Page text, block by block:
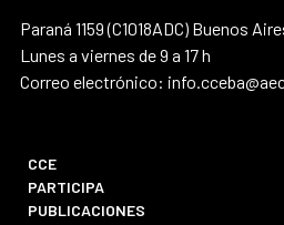
Paraná 1159 (C1018ADC) Buenos
Lunes a viernes de 9 a 17 h
Correo electrónico:
CCE
PARTICIPA
PUBLICACIONES